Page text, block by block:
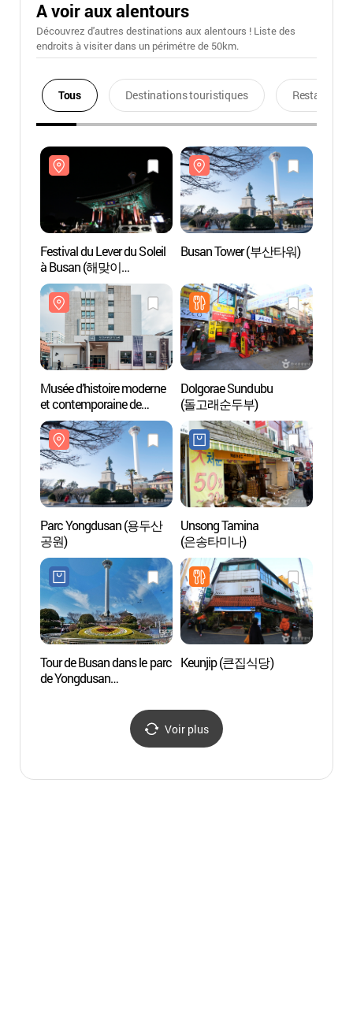
A voir aux alentours
Découvrez d'autres destinations aux alentours ! Liste des
endroits à visiter dans un périmétre de 50km.
Tous Destinations touristiques Restaurants
Festival du Lever du Soleil
à Busan (해맞이
부산축제)
Busan Tower (부산타워)
Musée d’histoire moderne
et contemporaine de
Busan – Bâtiment
principal
(부산근현대역사관 본관)
Dolgorae Sundubu
(돌고래순두부)
Parc Yongdusan (용두산
공원)
Unsong Tamina
(은송타미나)
Tour de Busan dans le parc
de Yongdusan
Keunjip (큰집식당)
Voir plus